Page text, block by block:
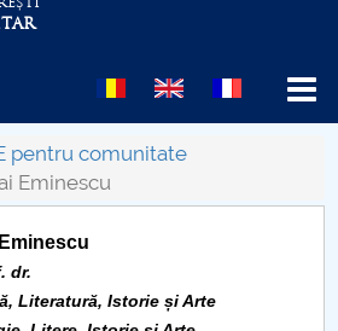
al Proiectelor
pentru comunitate
Eminescu
dr.
Literatură, Istorie și Arte